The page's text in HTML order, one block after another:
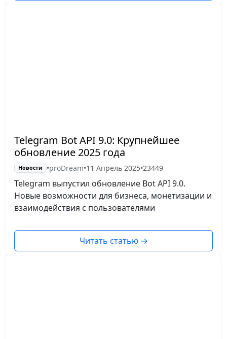
Telegram Bot API 9.0: Крупнейшее
обновление 2025 года
Новости •proDream•11 Апрель 2025•23449
Telegram выпустил обновление Bot API 9.0.
Новые возможности для бизнеса, монетизации и
взаимодействия с пользователями
Читать статью →